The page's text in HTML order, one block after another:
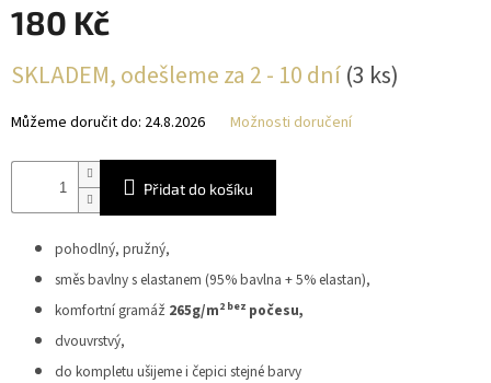
180 Kč
cena:
SKLADEM, odešleme za 2 - 10 dní(3 ks)
Můžeme doručit do: 24.8.2026 Možnosti doručení
Přidat do košíku
pohodlný, pružný,
směs bavlny s elastanem (95% bavlna + 5% elastan),
komfortní gramáž 265g/m2 bez počesu,
dvouvrstvý,
do kompletu ušijeme i čepici stejné barvy